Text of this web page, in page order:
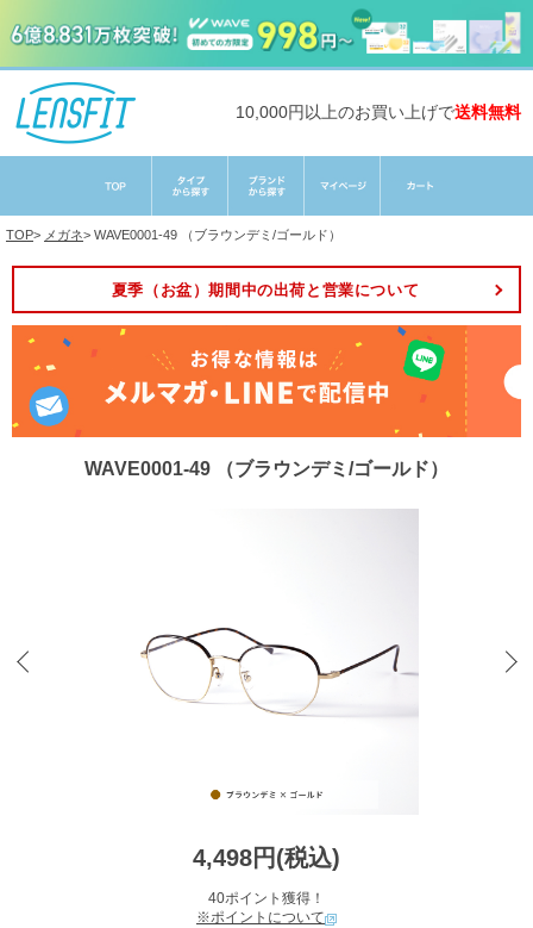
10,000円以上のお買い上げで送料無料
TOP> メガネ> WAVE0001-49 （ブラウンデミ/ゴールド）
夏季（お盆）期間中の出荷と営業について
WAVE0001-49 （ブラウンデミ/ゴールド）
4,498円(税込)
40ポイント獲得！
※ポイントについて